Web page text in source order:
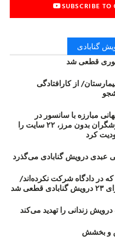
SUBSCRIBE
گنابادی
قطعی شد
از کارافتادگی
روز جهانی مبارزه با سانسور در
اینترنت: #آزادی هم‌آیند گزارشگران‌ بدون مرز، ۲۲ سایت را
کرد
درویش گنابادی می‌گذرد
زندانی که در دادگاه شرکت نکرده‌اند/
زندانی را تهدید می‌کند